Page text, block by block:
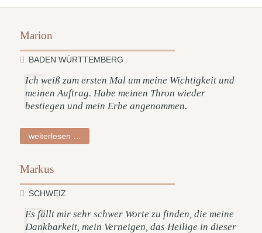
Marion
BADEN WÜRTTEMBERG
Ich weiß zum ersten Mal um meine Wichtigkeit und
meinen Auftrag. Habe meinen Thron wieder
bestiegen und mein Erbe angenommen.
weiterlesen …
Markus
SCHWEIZ
Es fällt mir sehr schwer Worte zu finden, die meine
Dankbarkeit, mein Verneigen, das Heilige in dieser